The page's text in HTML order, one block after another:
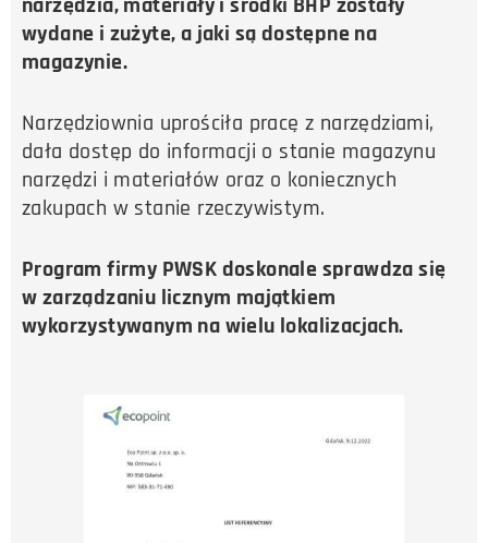
wydane i zużyte, a jaki są dostępne na
magazynie.
Narzędziownia uprościła pracę z narzędziami,
dała dostęp do informacji o stanie magazynu
narzędzi i materiałów oraz o koniecznych
zakupach w stanie rzeczywistym.
Program firmy PWSK doskonale sprawdza się
w zarządzaniu licznym majątkiem
wykorzystywanym na wielu lokalizacjach.